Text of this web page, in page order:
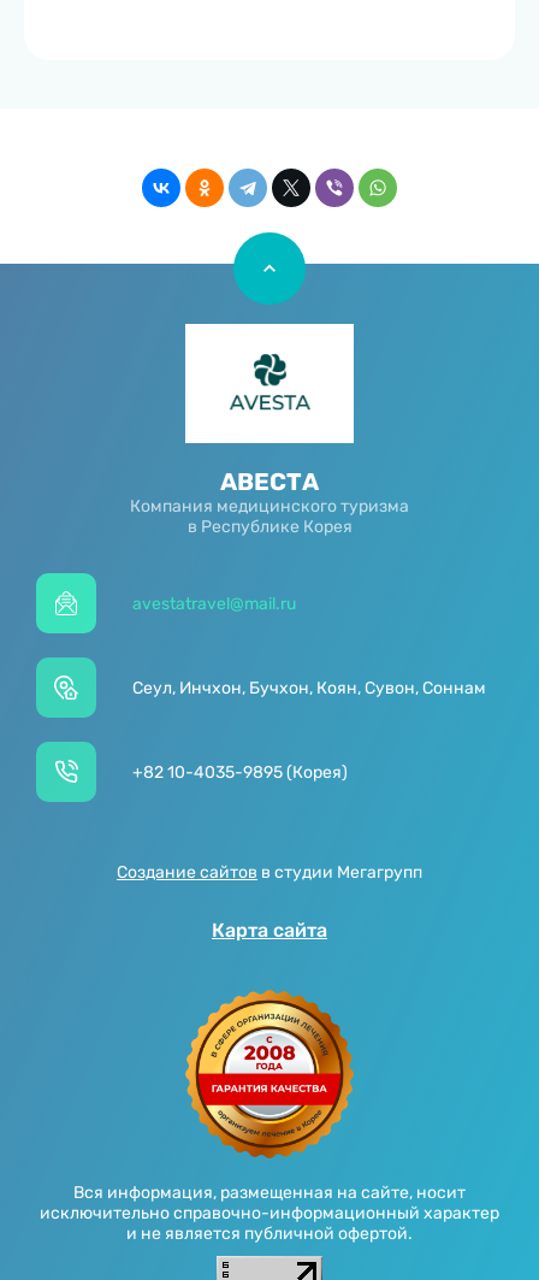
АВЕСТА
Компания медицинского туризма
в Республике Корея
avestatravel@mail.ru
Сеул, Инчхон, Бучхон, Коян, Сувон, Соннам
+82 10-4035-9895 (Корея)
Создание сайтов в студии Мегагрупп
Карта сайта
Вся информация, размещенная на сайте, носит
исключительно справочно-информационный характер
и не является публичной офертой.